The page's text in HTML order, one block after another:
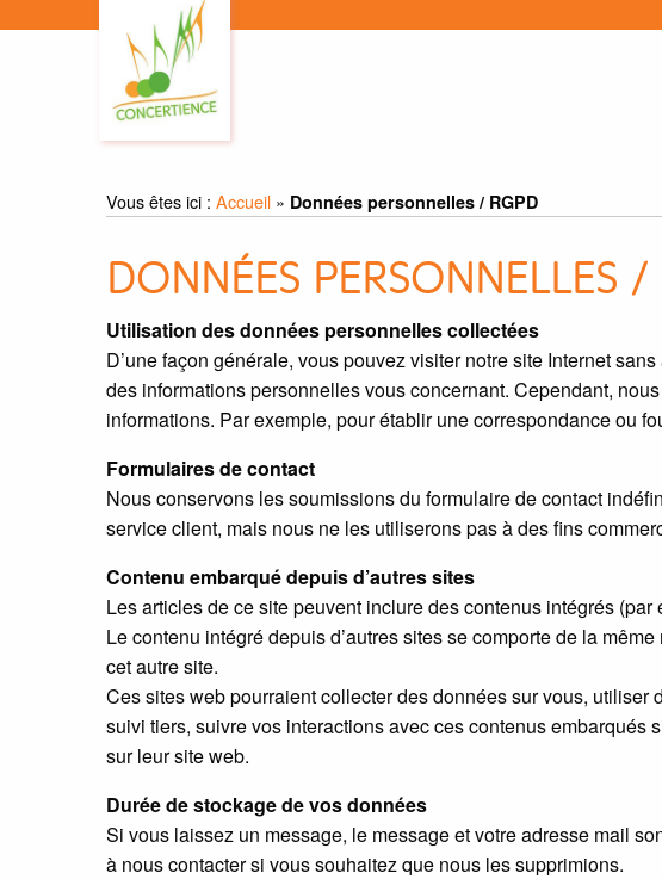
Vous êtes ici : Accueil» Données personnelles / RGPD
DONNÉES PERSONNELLES /
Utilisation des données personnelles collectées
D’une façon générale, vous pouvez visiter notre site Internet
des informations personnelles vous concernant. Cependant,
informations. Par exemple, pour établir une correspondance ou
Formulaires de contact
Nous conservons les soumissions du formulaire de contact
service client, mais nous ne les utiliserons pas à des fins
Contenu embarqué depuis d’autres sites
Les articles de ce site peuvent inclure des contenus intégrés
Le contenu intégré depuis d’autres sites se comporte de la
cet autre site.
Ces sites web pourraient collecter des données sur vous, utiliser
suivi tiers, suivre vos interactions avec ces contenus embarqués
sur leur site web.
Durée de stockage de vos données
Si vous laissez un message, le message et votre adresse mail
à nous contacter si vous souhaitez que nous les supprimions.